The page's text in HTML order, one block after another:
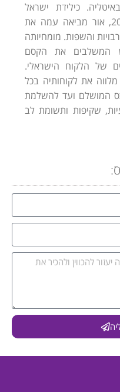
כילידת ישראל
המתגוררת בפירנצה משנת 2015, אור מביאה עמה את
והשפות. מומחיותה
המשלבים את הקסם
של הלקוח הישראלי.
מלווה את לקוחותיה בכל
המושלם ועד להשלמת
שקיפות ותשומת לב